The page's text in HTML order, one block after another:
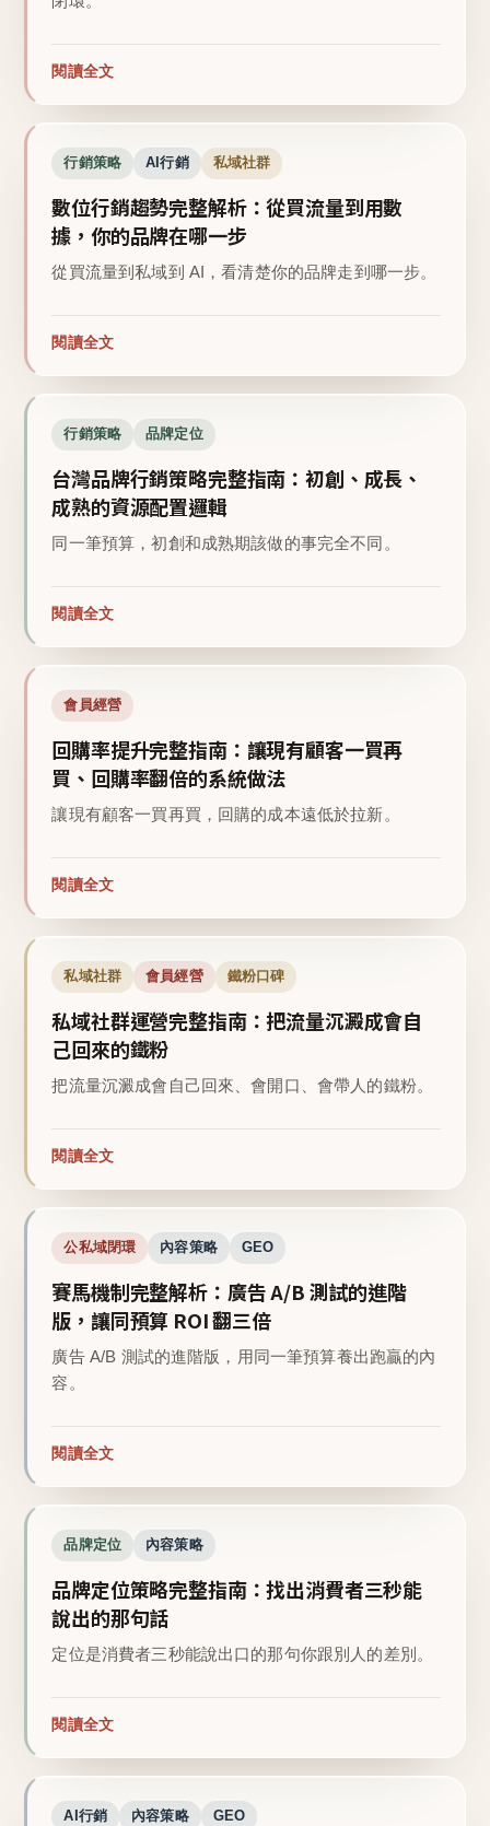
閱讀全文
行銷策略 AI行銷 私域社群
數位行銷趨勢完整解析：從買流量到用數
據，你的品牌在哪一步
從買流量到私域到 AI，看清楚你的品牌走到哪一步。
閱讀全文
行銷策略 品牌定位
台灣品牌行銷策略完整指南：初創、成長、
成熟的資源配置邏輯
同一筆預算，初創和成熟期該做的事完全不同。
閱讀全文
會員經營
回購率提升完整指南：讓現有顧客一買再
買、回購率翻倍的系統做法
讓現有顧客一買再買，回購的成本遠低於拉新。
閱讀全文
私域社群 會員經營 鐵粉口碑
私域社群運營完整指南：把流量沉澱成會自
己回來的鐵粉
把流量沉澱成會自己回來、會開口、會帶人的鐵粉。
閱讀全文
公私域閉環 內容策略 GEO
賽馬機制完整解析：廣告 A/B 測試的進階
版，讓同預算 ROI 翻三倍
廣告 A/B 測試的進階版，用同一筆預算養出跑贏的內
容。
閱讀全文
品牌定位 內容策略
品牌定位策略完整指南：找出消費者三秒能
說出的那句話
定位是消費者三秒能說出口的那句你跟別人的差別。
閱讀全文
AI行銷 內容策略 GEO